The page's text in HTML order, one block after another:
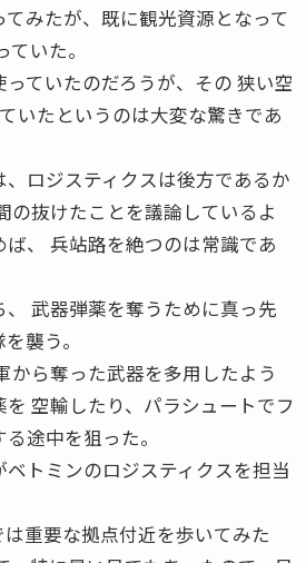
みたが、既に観光資源となって
いた。
ていたのだろうが、その 狭い空
いたというのは大変な驚きであ
、ロジスティクスは後方であるか
の抜けたことを議論しているよ
、 兵站路を絶つのは常識であ
武器弾薬を奪うために真っ先
襲う。
から奪った武器を多用したよう
空輸したり、パラシュートでフ
途中を狙った。
トミンのロジスティクスを担当
重要な拠点付近を歩いてみた